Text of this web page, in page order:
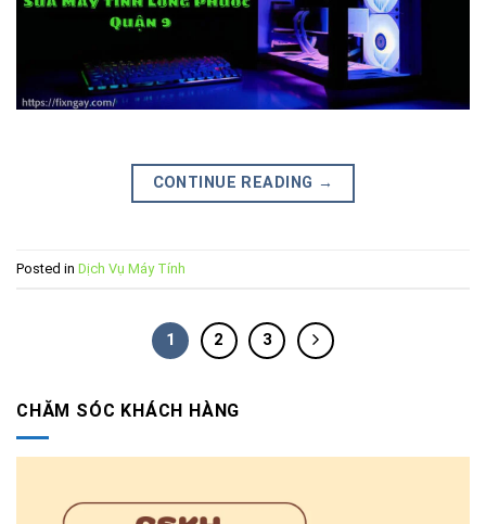
CONTINUE READING →
Posted in Dịch Vụ Máy Tính
1 2 3
CHĂM SÓC KHÁCH HÀNG